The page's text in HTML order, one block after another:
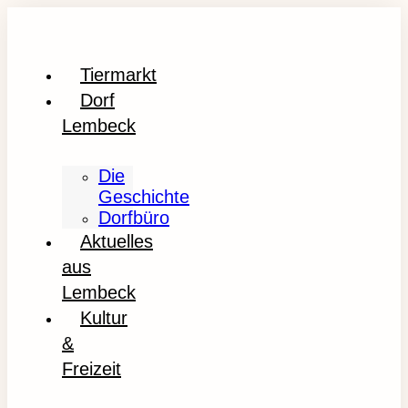
Tiermarkt
Dorf
Lembeck
Die
Geschichte
Dorfbüro
Aktuelles
aus
Lembeck
Kultur
&
Freizeit